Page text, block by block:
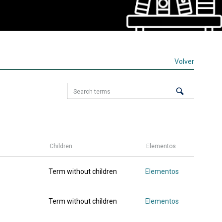
Volver
Children Elementos
Term without children Elementos
Term without children Elementos